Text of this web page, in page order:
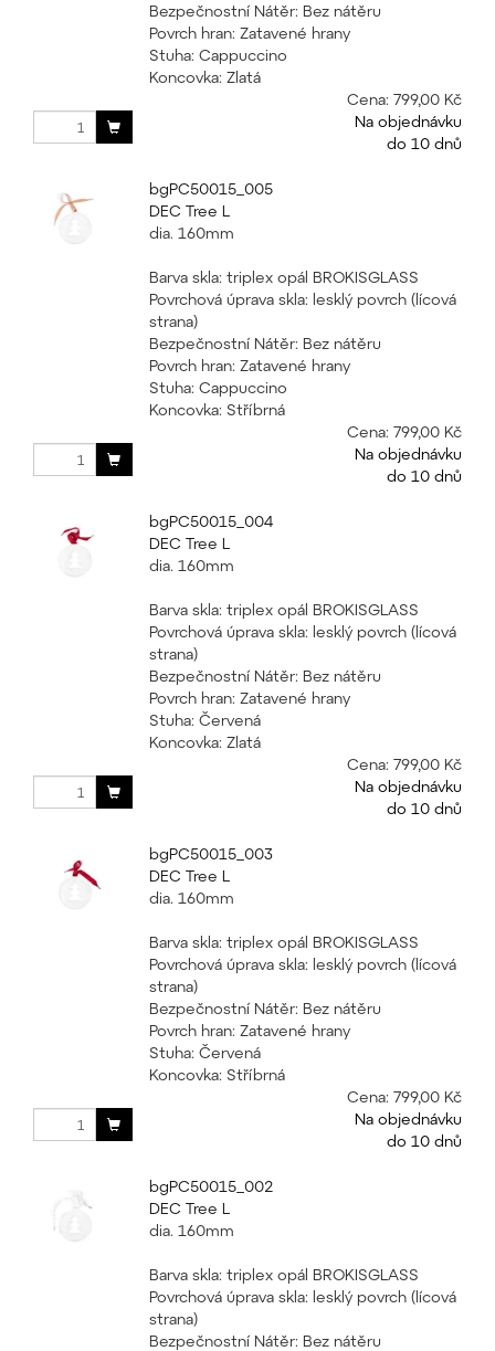
Bezpečnostní Nátěr: Bez nátěru
Povrch hran: Zatavené hrany
Stuha: Cappuccino
Koncovka: Zlatá
Cena: 799,00 Kč
Na objednávku
do 10 dnů
bgPC50015_005
DEC Tree L
dia. 160mm
Barva skla: triplex opál BROKISGLASS
Povrchová úprava skla: lesklý povrch (lícová
strana)
Bezpečnostní Nátěr: Bez nátěru
Povrch hran: Zatavené hrany
Stuha: Cappuccino
Koncovka: Stříbrná
Cena: 799,00 Kč
Na objednávku
do 10 dnů
bgPC50015_004
DEC Tree L
dia. 160mm
Barva skla: triplex opál BROKISGLASS
Povrchová úprava skla: lesklý povrch (lícová
strana)
Bezpečnostní Nátěr: Bez nátěru
Povrch hran: Zatavené hrany
Stuha: Červená
Koncovka: Zlatá
Cena: 799,00 Kč
Na objednávku
do 10 dnů
bgPC50015_003
DEC Tree L
dia. 160mm
Barva skla: triplex opál BROKISGLASS
Povrchová úprava skla: lesklý povrch (lícová
strana)
Bezpečnostní Nátěr: Bez nátěru
Povrch hran: Zatavené hrany
Stuha: Červená
Koncovka: Stříbrná
Cena: 799,00 Kč
Na objednávku
do 10 dnů
bgPC50015_002
DEC Tree L
dia. 160mm
Barva skla: triplex opál BROKISGLASS
Povrchová úprava skla: lesklý povrch (lícová
strana)
Bezpečnostní Nátěr: Bez nátěru